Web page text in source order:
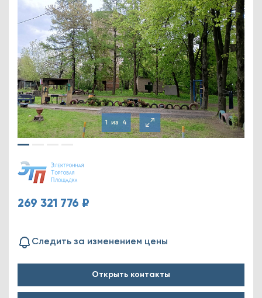
1 из 4
269 321 776 ₽
Следить за изменением цены
Открыть контакты